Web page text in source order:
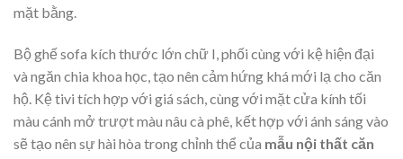
mặt bằng.
Bộ ghế sofa kích thước lớn chữ I, phối cùng với kệ hiện đại
và ngăn chia khoa học, tạo nên cảm hứng khá mới lạ cho căn
hộ. Kệ tivi tích hợp với giá sách, cùng với mặt cửa kính tối
màu cánh mở trượt màu nâu cà phê, kết hợp với ánh sáng vào
sẽ tạo nên sự hài hòa trong chỉnh thể của mẫu nội thất căn